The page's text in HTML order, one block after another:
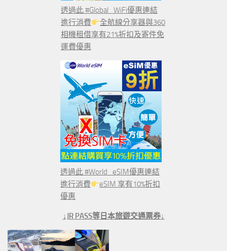
透過此 #Global_WiFi優惠連結
進行消費
全航線分享器與360
相機租借享有21%折扣及寄件免
運費優惠
透過此 #World_eSIM優惠連結
進行消費
eSIM 享有10%折扣
優惠
↓JR PASS等日本旅遊交通票券↓